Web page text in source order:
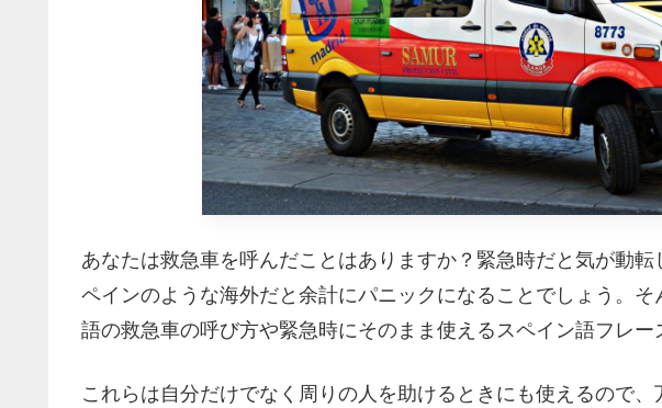
あなたは救急車を呼んだことはありますか？緊急時だと気が動
ペインのような海外だと余計にパニックになることでしょう。
語の救急車の呼び方や緊急時にそのまま使えるスペイン語フレー
これらは自分だけでなく周りの人を助けるときにも使えるので、